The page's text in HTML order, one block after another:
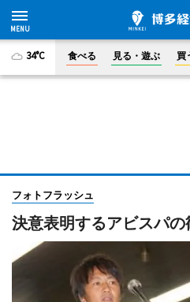
34°C 食べる 見る・遊ぶ 買
フォトフラッシュ
決意表明するアビスパ